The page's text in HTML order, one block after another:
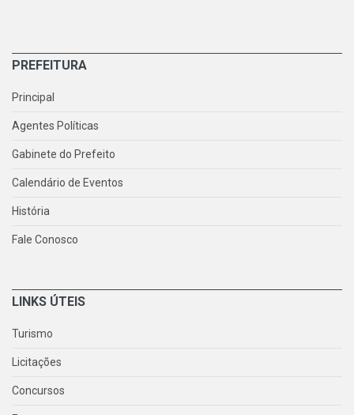
PREFEITURA
Principal
Agentes Políticas
Gabinete do Prefeito
Calendário de Eventos
História
Fale Conosco
LINKS ÚTEIS
Turismo
Licitações
Concursos